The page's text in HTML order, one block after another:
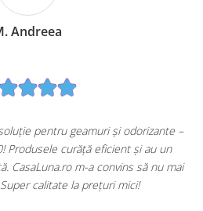
Andreea
pentru geamuri și odorizante –
Produsele curăță eficient și au un
CasaLuna.ro m-a convins să nu mai
calitate la prețuri mici!